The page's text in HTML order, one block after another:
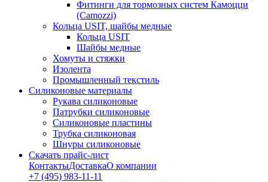
Фитинги для тормозных систем Камоцци
(Camozzi)
Кольца USIT, шайбы медные
Кольца USIT
Шайбы медные
Хомуты и стяжки
Изолента
Промышленный текстиль
Силиконовые материалы
Рукава силиконовые
Патрубки силиконовые
Силиконовые пластины
Трубка силиконовая
Шнуры силиконовые
Скачать прайс-лист
КонтактыДоставкаО компании
+7 (495) 983-11-11